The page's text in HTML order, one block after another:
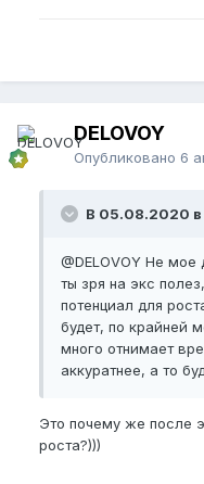
DELOVOY
Опубликовано 6
В 05.08.2020 в
@DELOVOY Не мое
ты зря на экс
потенциал для
будет, по крайней
много отнимает
аккуратнее, а то
Это почему же после
роста?)))